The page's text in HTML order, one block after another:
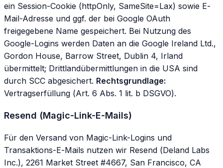
ein Session-Cookie (httpOnly, SameSite=Lax) sowie E-
Mail-Adresse und ggf. der bei Google OAuth
freigegebene Name gespeichert. Bei Nutzung des
Google-Logins werden Daten an die Google Ireland Ltd.,
Gordon House, Barrow Street, Dublin 4, Irland
übermittelt; Drittlandübermittlungen in die USA sind
durch SCC abgesichert. Rechtsgrundlage:
Vertragserfüllung (Art. 6 Abs. 1 lit. b DSGVO).
Resend (Magic-Link-E-Mails)
Für den Versand von Magic-Link-Logins und
Transaktions-E-Mails nutzen wir Resend (Deland Labs
Inc.), 2261 Market Street #4667, San Francisco, CA